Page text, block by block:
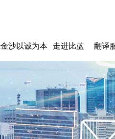
金沙以诚为本 走进比蓝 翻译